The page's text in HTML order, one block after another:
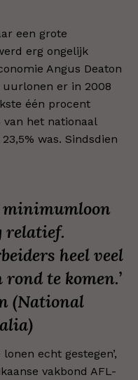
een grote
erg ongelijk
Angus Deaton
uurlonen er in 2008
één procent
van het nationaal
was. Sindsdien
minimumloon
relatief.
heel veel
te komen.’
(National
echt gestegen’,
vakbond AFL-